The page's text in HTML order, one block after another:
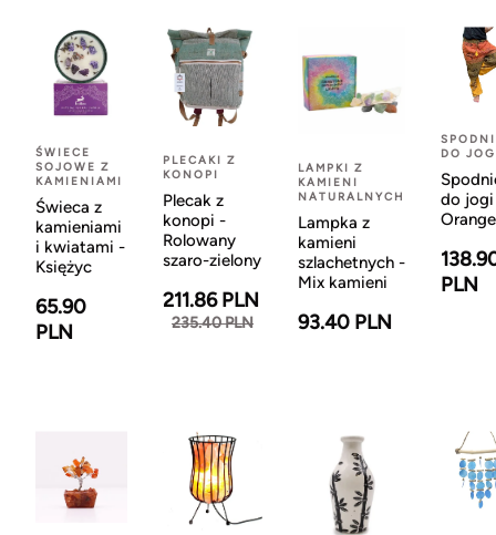
ŚWIECE
SOJOWE Z
KAMIENIAMI
Świeca z
kamieniami
i kwiatami -
Księżyc
65.90
PLN
PLECAKI Z
KONOPI
Plecak z
konopi -
Rolowany
szaro-zielony
211.86 PLN
235.40 PLN
LAMPKI Z
KAMIENI
NATURALNYCH
Lampka z
kamieni
szlachetnych -
Mix kamieni
93.40 PLN
DO
do
Orange
PLN